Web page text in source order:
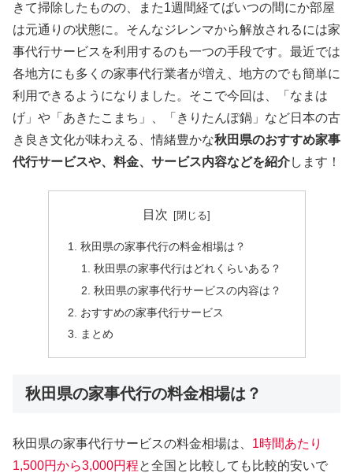
きて掃除したものの、また1週間経てばいつの間にか部屋
は元通りの状態に。そんなジレンマから解放されるには家
事代行サービスを利用するのも一つの手段です。最近では
各地方にも多くの家事代行業者が増え、地方のでも簡単に
利用できるようになりました。そこで今回は、「なまは
げ」や「あきたこまち」、「きりたんぽ鍋」など日本の古
き良き文化が味わえる、情緒豊かな秋田県のおすすめ家事
代行サービスや、料金、サービス内容などを紹介します！
目次
秋田県の家事代行の料金相場は？
秋田県の家事代行はどれくらいある？
秋田県の家事代行サービスの内容は？
おすすめの家事代行サービス
まとめ
秋田県の家事代行の料金相場は？
秋田県の家事代行サービスの料金相場は、 1時間あたり
1,500円から3,000円程と全国と比較しても比較的安いで